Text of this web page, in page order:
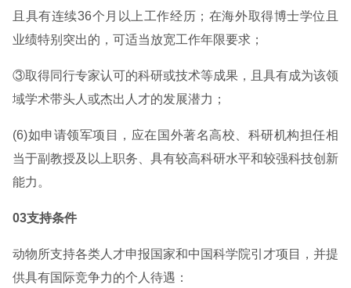
且具有连续36个月以上工作经历；在海外取得博士学位且
业绩特别突出的，可适当放宽工作年限要求；
③取得同行专家认可的科研或技术等成果，且具有成为该领
域学术带头人或杰出人才的发展潜力；
(6)如申请领军项目，应在国外著名高校、科研机构担任相
当于副教授及以上职务、具有较高科研水平和较强科技创新
能力。
03支持条件
动物所支持各类人才申报国家和中国科学院引才项目，并提
供具有国际竞争力的个人待遇：